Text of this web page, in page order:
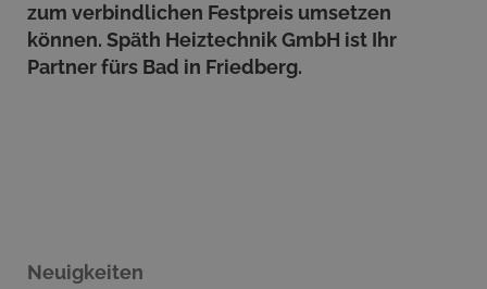
zum verbindlichen Festpreis umsetzen
können. Späth Heiztechnik GmbH ist Ihr
Partner fürs Bad in Friedberg.
Neuigkeiten